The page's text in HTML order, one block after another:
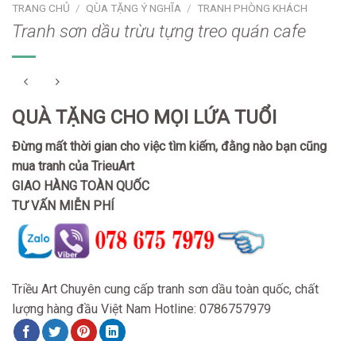
TRANG CHỦ / QÙA TẶNG Ý NGHĨA / TRANH PHÒNG KHÁCH
Tranh sơn dầu trừu tựng treo quán cafe
QUÀ TẶNG CHO MỌI LỨA TUỔI
Đừng mất thời gian cho việc tìm kiếm, đằng nào bạn cũng
mua tranh của TrieuArt
GIAO HÀNG TOÀN QUỐC
TƯ VẤN MIỄN PHÍ
Triều Art Chuyên cung cấp tranh sơn dầu toàn quốc, chất
lượng hàng đầu Việt Nam Hotline: 0786757979